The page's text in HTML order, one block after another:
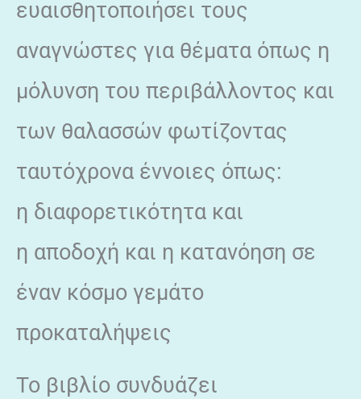
ευαισθητοποιήσει τους
αναγνώστες για θέματα όπως η
μόλυνση του περιβάλλοντος και
των θαλασσών φωτίζοντας
ταυτόχρονα έννοιες όπως:
η διαφορετικότητα και
η αποδοχή και η κατανόηση σε
έναν κόσμο γεμάτο
προκαταλήψεις
Το βιβλίο συνδυάζει